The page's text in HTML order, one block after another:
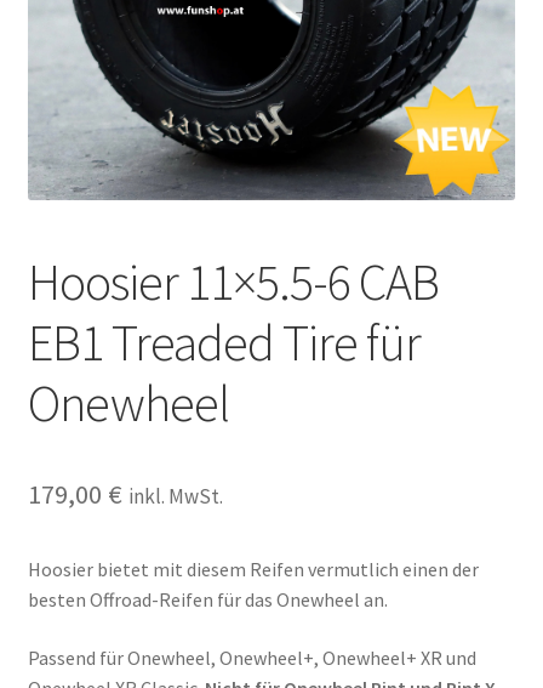
Hoosier 11×5.5-6 CAB
EB1 Treaded Tire für
Onewheel
179,00 € inkl. MwSt.
Hoosier bietet mit diesem Reifen vermutlich einen der
besten Offroad-Reifen für das Onewheel an.
Passend für Onewheel, Onewheel+, Onewheel+ XR und